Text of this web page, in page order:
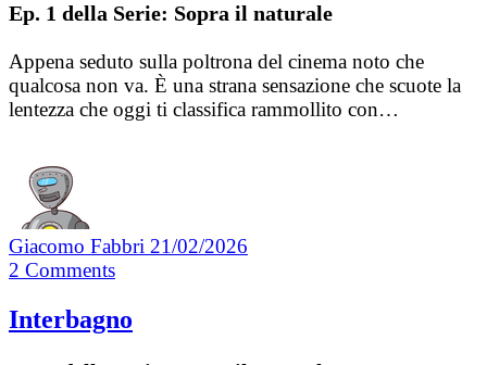
Ep. 1 della Serie: Sopra il naturale
Appena seduto sulla poltrona del cinema noto che
qualcosa non va. È una strana sensazione che scuote la
lentezza che oggi ti classifica rammollito con…
Giacomo Fabbri 21/02/2026
2 Comments
Interbagno